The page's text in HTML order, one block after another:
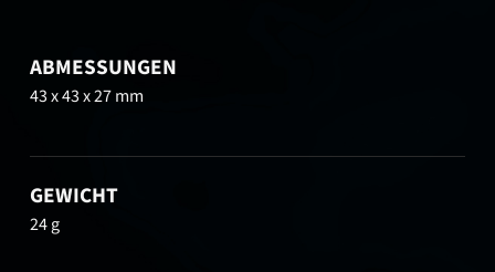
ABMESSUNGEN
43 x 43 x 27 mm
GEWICHT
24 g